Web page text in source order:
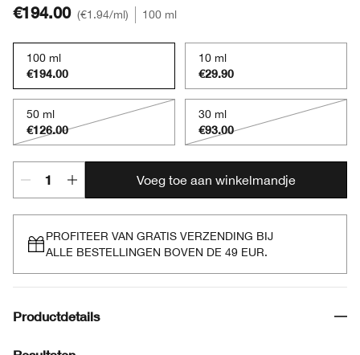
€194.00 €1.94/ml 100 ml
100 ml
€194.00
10 ml
€29.90
50 ml
€126.00
30 ml
€93.00
Voeg toe aan winkelmandje
PROFITEER VAN GRATIS VERZENDING BIJ
ALLE BESTELLINGEN BOVEN DE 49 EUR.
Productdetails